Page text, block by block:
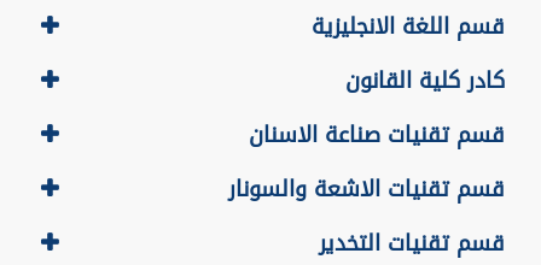
قسم اللغة الانجليزية
كادر كلية القانون
قسم تقنيات صناعة الاسنان
قسم تقنيات الاشعة والسونار
قسم تقنيات التخدير